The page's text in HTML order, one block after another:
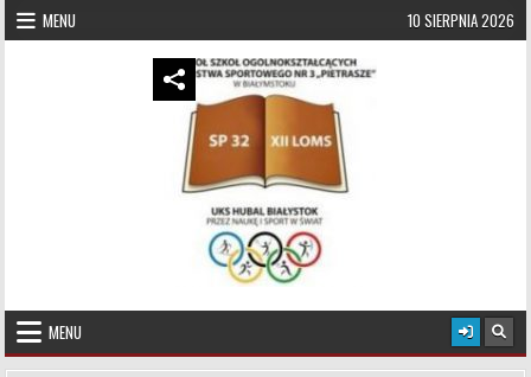
Skip to content
MENU 10 SIERPNIA 2026
UKS Hubal Białystok
MENU